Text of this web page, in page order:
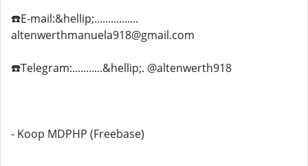
☎️E-mail:&hellip;................
altenwerthmanuela918@gmail.com
☎️Telegram:...........&hellip;. @altenwerth918
- Koop MDPHP (Freebase)